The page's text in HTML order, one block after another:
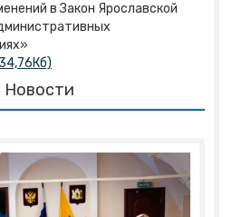
в Закон Ярославской
Новости